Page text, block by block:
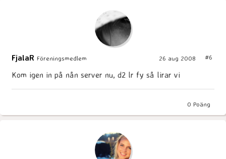
FjalaR Föreningsmedlem 26 aug 2008 #6
Kom igen in på nån server nu, d2 lr fy så lirar vi
0 Poäng